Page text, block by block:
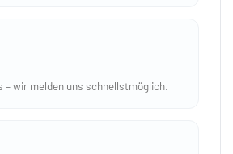
– wir melden uns schnellstmöglich.